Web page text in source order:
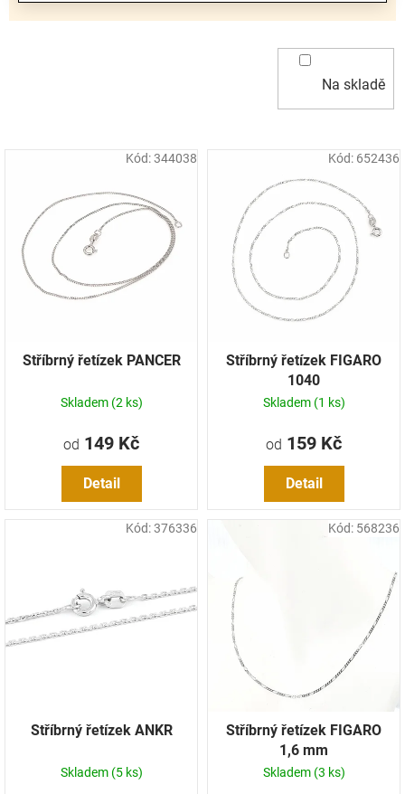
Na skladě
s
k
Stříbrný řetízek PANCER
Skladem (2 ks)
od 149 Kč
Detail
Kód:344038
Stříbrný řetízek FIGARO
1040
Skladem (1 ks)
od 159 Kč
Detail
Kód: 652436
Stříbrný řetízek ANKR
Skladem (5 ks)
Kód:376336
Stříbrný řetízek FIGARO
1,6 mm
Skladem (3 ks)
Kód: 568236